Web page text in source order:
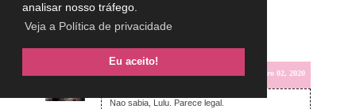
analisar nosso tráfego.
Veja a Política de privacidade
Eu aceito!
Sérgio Santos segunda-feira, novembro 02, 2020
Nao sabia, Lulu. Parece legal.